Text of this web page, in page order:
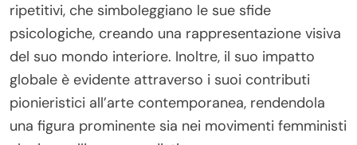
ripetitivi, che simboleggiano le sue sfide
psicologiche, creando una rappresentazione visiva
del suo mondo interiore. Inoltre, il suo impatto
globale è evidente attraverso i suoi contributi
pionieristici all’arte contemporanea, rendendola
una figura prominente sia nei movimenti femministi